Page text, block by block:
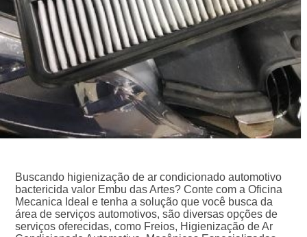
Buscando higienização de ar condicionado automotivo
bactericida valor Embu das Artes? Conte com a Oficina
Mecanica Ideal e tenha a solução que você busca da
área de serviços automotivos, são diversas opções de
serviços oferecidas, como Freios, Higienização de Ar